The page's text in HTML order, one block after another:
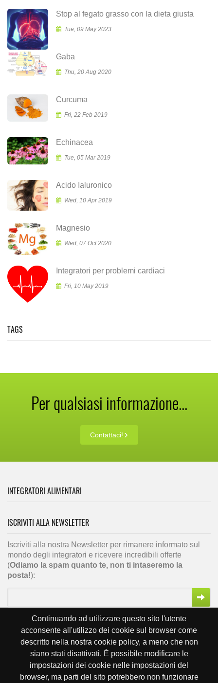
Continuando ad utilizzare questo sito l'utente
acconsente all'utilizzo dei cookie sul browser come
descritto nella nostra cookie policy, a meno che non
siano stati disattivati. È possibile modificare le
impostazioni dei cookie nelle impostazioni del
browser, ma parti del sito potrebbero non funzionare
Stop al fegato grasso con la dieta giusta
Tue, 09 May 2023
Gaba
Thu, 20 Aug 2020
Curcuma
Fri, 22 Feb 2019
Echinacea
Tue, 05 Mar 2019
Acido Ialuronico
Wed, 10 Apr 2019
Magnesio
Wed, 07 Oct 2020
Integratori per problemi cardiaci
Fri, 10 May 2019
TAGS
Per qualsiasi informazione...
Contattaci!
INTEGRATORI ALIMENTARI
ISCRIVITI ALLA NEWSLETTER
Iscriviti alla nostra Newsletter per rimanere informato sul
mondo degli integratori e ricevere incredibili offerte
(Odiamo la spam quanto te, non ti intaseremo la
posta!):
Copyright © kepler-051, 2016 - P.IVA 03483981209
Privacy Policy